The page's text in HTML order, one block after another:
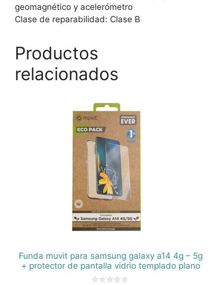
geomagnético y acelerómetro
Clase de reparabilidad: Clase B
Productos
relacionados
Funda muvit para samsung galaxy a14 4g – 5g
+ protector de pantalla vidrio templado plano